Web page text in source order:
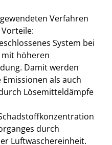
Verfahren
System bei
höheren
Damit werden
als auch
Lösemitteldämpfe
durch
Luftwaschereinheit.